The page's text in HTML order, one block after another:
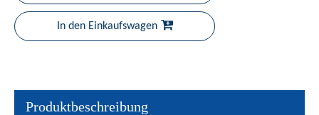
In den Einkaufswagen
Produktbeschreibung